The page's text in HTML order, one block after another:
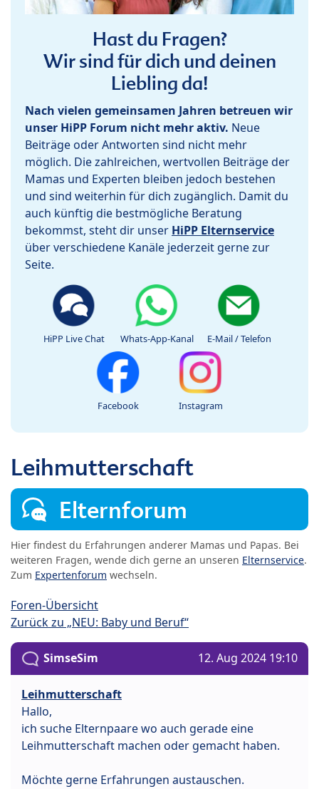
Hast du Fragen?
Wir sind für dich und deinen
Liebling da!
Nach vielen gemeinsamen Jahren betreuen wir
unser HiPP Forum nicht mehr aktiv. Neue
Beiträge oder Antworten sind nicht mehr
möglich. Die zahlreichen, wertvollen Beiträge der
Mamas und Experten bleiben jedoch bestehen
und sind weiterhin für dich zugänglich. Damit du
auch künftig die bestmögliche Beratung
bekommst, steht dir unser HiPP Elternservice
über verschiedene Kanäle jederzeit gerne zur
Seite.
HiPP Live Chat Whats-App-Kanal E-Mail / Telefon
Facebook Instagram
Leihmutterschaft
Elternforum
Hier findest du Erfahrungen anderer Mamas und Papas. Bei
weiteren Fragen, wende dich gerne an unseren Elternservice.
Zum Expertenforum wechseln.
Foren-Übersicht
Zurück zu „NEU: Baby und Beruf“
SimseSim 12. Aug 2024 19:10
Leihmutterschaft
Hallo,
ich suche Elternpaare wo auch gerade eine
Leihmutterschaft machen oder gemacht haben.
Möchte gerne Erfahrungen austauschen.